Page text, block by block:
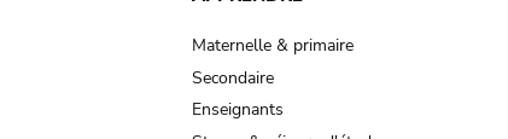
Maternelle & primaire
Secondaire
Enseignants